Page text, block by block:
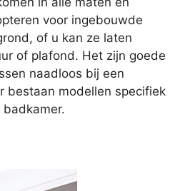
voor ingebouwde
of u kan ze laten
of plafond. Het zijn goede
naadloos bij een
bestaan modellen specifiek